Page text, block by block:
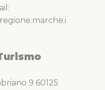
9 60125